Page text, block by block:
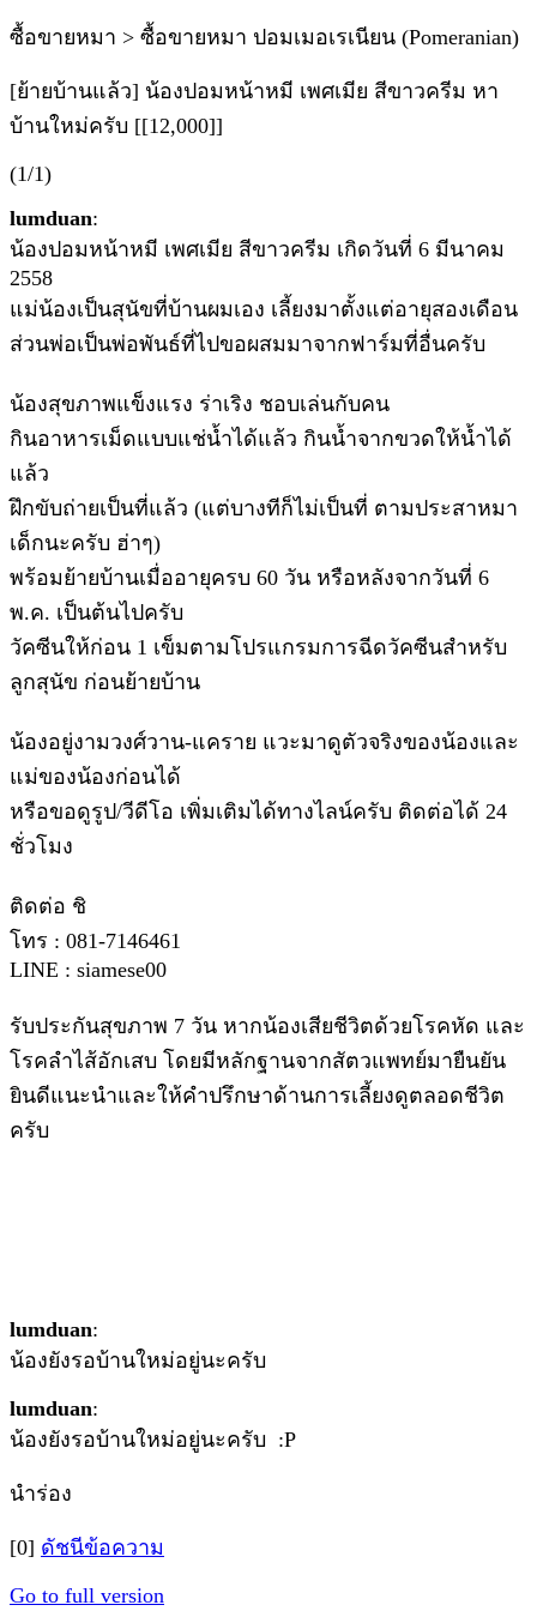
ซื้อขายหมา > ซื้อขายหมา ปอมเมอเรเนียน (Pomeranian)
[ย้ายบ้านแล้ว] น้องปอมหน้าหมี เพศเมีย สีขาวครีม หา
บ้านใหม่ครับ [[12,000]]
(1/1)
lumduan:
น้องปอมหน้าหมี เพศเมีย สีขาวครีม เกิดวันที่ 6 มีนาคม
2558
แม่น้องเป็นสุนัขที่บ้านผมเอง เลี้ยงมาตั้งแต่อายุสองเดือน
ส่วนพ่อเป็นพ่อพันธ์ที่ไปขอผสมมาจากฟาร์มที่อื่นครับ
น้องสุขภาพแข็งแรง ร่าเริง ชอบเล่นกับคน
กินอาหารเม็ดแบบแช่น้ำได้แล้ว กินน้ำจากขวดให้น้ำได้
แล้ว
ฝึกขับถ่ายเป็นที่แล้ว (แต่บางทีก็ไม่เป็นที่ ตามประสาหมา
เด็กนะครับ ฮ่าๆ)
พร้อมย้ายบ้านเมื่ออายุครบ 60 วัน หรือหลังจากวันที่ 6
พ.ค. เป็นต้นไปครับ
วัคซีนให้ก่อน 1 เข็มตามโปรแกรมการฉีดวัคซีนสำหรับ
ลูกสุนัข ก่อนย้ายบ้าน
น้องอยู่งามวงศ์วาน-แคราย แวะมาดูตัวจริงของน้องและ
แม่ของน้องก่อนได้
หรือขอดูรูป/วีดีโอ เพิ่มเติมได้ทางไลน์ครับ ติดต่อได้ 24
ชั่วโมง
ติดต่อ ชิ
โทร : 081-7146461
LINE : siamese00
รับประกันสุขภาพ 7 วัน หากน้องเสียชีวิตด้วยโรคหัด และ
โรคลำไส้อักเสบ โดยมีหลักฐานจากสัตวแพทย์มายืนยัน
ยินดีแนะนำและให้คำปรึกษาด้านการเลี้ยงดูตลอดชีวิต
ครับ
lumduan:
น้องยังรอบ้านใหม่อยู่นะครับ
lumduan:
น้องยังรอบ้านใหม่อยู่นะครับ :P
นำร่อง
[0] ดัชนีข้อความ
Go to full version